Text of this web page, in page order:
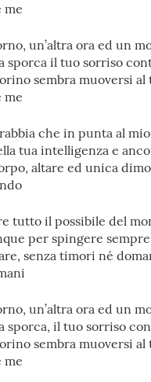
me
un’altra ora ed un
sporca il tuo sorriso
sembra muoversi al
me
che in punta al
tua intelligenza e
altare ed unica
tutto il possibile del
per spingere
senza timori né
un’altra ora ed un
sporca, il tuo sorriso
sembra muoversi al
me